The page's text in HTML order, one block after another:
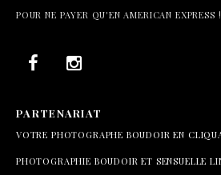
POUR NE PAYER QU'EN AMERICAN EXPRESS !
PARTENARIAT
VOTRE PHOTOGRAPHE BOUDOIR EN
PHOTOGRAPHIE BOUDOIR ET SENSUELLE